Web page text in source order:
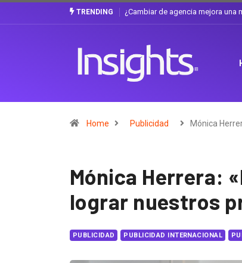
TRENDING Gabriela Herrera y el arte de
Home Publicidad Mónica
Mónica Herrera:
lograr nuestros
PUBLICIDAD PUBLICIDAD INTERNACIONAL